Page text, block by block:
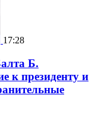
17:28
Б.
к президенту и